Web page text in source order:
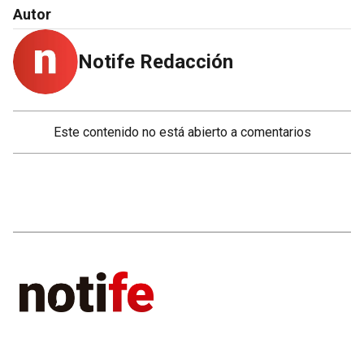
Autor
Notife Redacción
Este contenido no está abierto a comentarios